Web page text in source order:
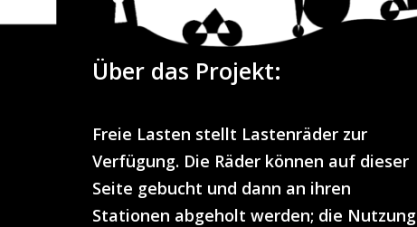
Über das Projekt:
Freie Lasten stellt Lastenräder zur
Verfügung. Die Räder können auf dieser
Seite gebucht und dann an ihren
Stationen abgeholt werden; die Nutzung